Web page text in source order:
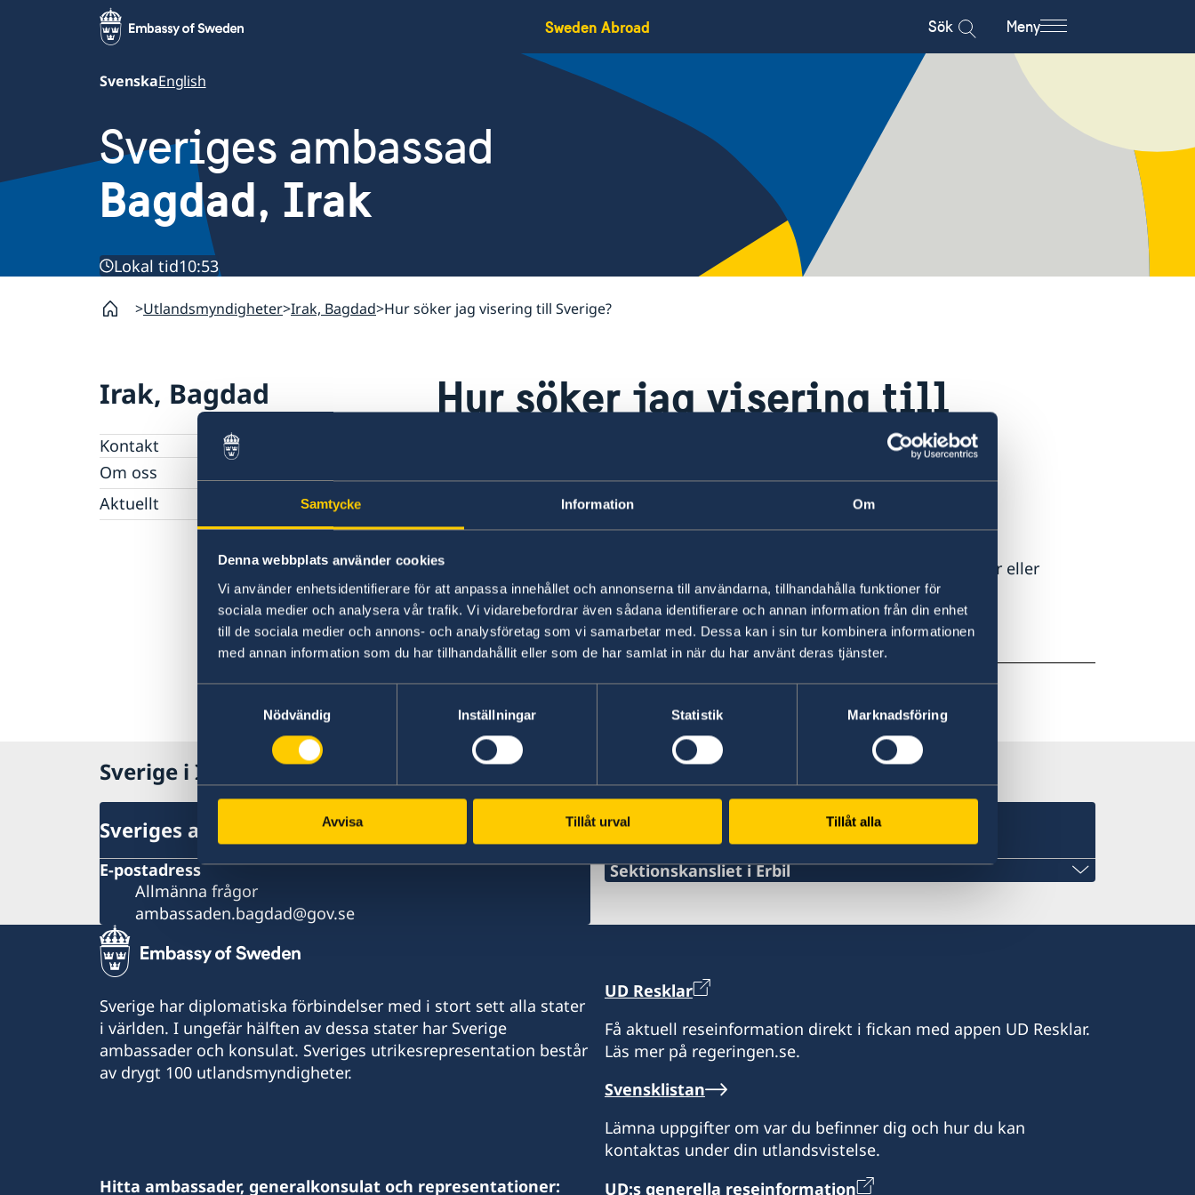
Samtycke Information Om
Denna webbplats använder cookies
Vi använder enhetsidentifierare för att anpassa innehållet och annonserna till användarna, tillhandahålla funktioner för
sociala medier och analysera vår trafik. Vi vidarebefordrar även sådana identifierare och annan information från din enhet
till de sociala medier och annons- och analysföretag som vi samarbetar med. Dessa kan i sin tur kombinera informationen
med annan information som du har tillhandahållit eller som de har samlat in när du har använt deras tjänster.
Nödvändig
Inställningar Statistik Marknadsföring
Avvisa Tillåt urval Tillåt alla
Sweden Abroad Sök Meny
SvenskaEnglish
Sveriges ambassad
Bagdad, Irak
Lokal tid10:53
Utlandsmyndigheter Irak, Bagdad Hur söker jag visering till Sverige?
Irak, Bagdad
Kontakt
Om oss
Dataskyddspolicy (GDPR)
Aktuellt
Hur söker jag visering till
Ambassaden Bagdad (eller Sektionskansliet i Erbil) utfärdar inte viseringar eller
hanterar migrationsärenden (uppehållstillstånd & arbetstillstånd).
Vi ber dig att kontakta Sveriges ambassad i Amman,Teheraneller
generalkonsulatet i Istanbul.
Sverige i Irak
Sveriges ambassad
E-postadress
Allmänna frågor
ambassaden.bagdad@gov.se
Svenska konsulat
Sektionskansliet i Erbil
Sverige har diplomatiska förbindelser med i stort sett alla stater
i världen. I ungefär hälften av dessa stater har Sverige
ambassader och konsulat. Sveriges utrikesrepresentation består
av drygt 100 utlandsmyndigheter.
Hitta ambassader, generalkonsulat och representationer:
UD Resklar
Få aktuell reseinformation direkt i fickan med appen UD Resklar.
Läs mer på regeringen.se.
Svensklistan
Lämna uppgifter om var du befinner dig och hur du kan
kontaktas under din utlandsvistelse.
UD:s generella reseinformation